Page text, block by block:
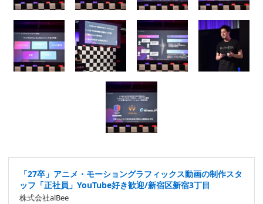
「27卒」アニメ・モーショングラフィックス動画の制作スタ
ッフ「正社員」YouTube好き歓迎/新宿区新宿3丁目
株式会社alBee